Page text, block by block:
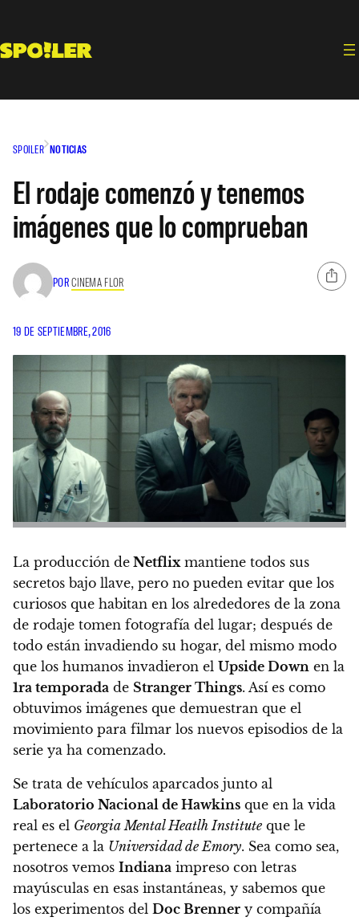
contenido
SPOILER NOTICIAS
El rodaje comenzó y tenemos
imágenes que lo comprueban
PORCINEMA FLOR
19 DE SEPTIEMBRE, 2016
La producción de Netflixmantiene todos sus
secretos bajo llave, pero no pueden evitar que los
curiosos que habitan en los alrededores de la zona
de rodaje tomen fotografía del lugar; después de
todo están invadiendo su hogar, del mismo modo
que los humanos invadieron el Upside Down en la
1ra temporada de Stranger Things. Así es como
obtuvimos imágenes que demuestran que el
movimiento para filmar los nuevos episodios de la
serie ya ha comenzado.
Se trata de vehículos aparcados junto al
Laboratorio Nacional de Hawkins que en la vida
real es el Georgia Mental Heatlh Institute que le
pertenece a la Universidad de Emory. Sea como sea,
nosotros vemos Indiana impreso con letras
mayúsculas en esas instantáneas, y sabemos que
los experimentos del Doc Brenner y compañía